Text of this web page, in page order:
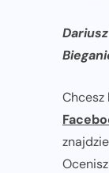
Chcesz